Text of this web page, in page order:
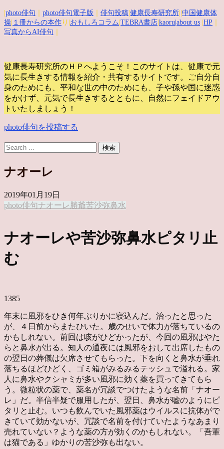
photo俳句 photo俳句電子版 俳句投稿 健康長寿研究所 中国健康体
操 １冊からの本作 り| おもしろコラム TEBRA書店 kaoru |about us HP
写真からAI俳句
健康長寿研究所のＨＰへようこそ！このサイトは、健康で元
気に長生きする情報を紹介・共有するサイトです。
ご自分自
身のためにも、平和な世の中のためにも、子や孫や国に迷惑
をかけず、元気で長生きするとともに、自然にフェイドアウ
トいたしましょう！
photo俳句を投稿する
ナオーレ
2019年01月19日
photo俳句ナオーレ 勝爺苦沙弥鼻水
ナオーレや苦沙弥鼻水ピタリ止
む
1385
年末に風邪をひき何年ぶりかに寝込んだ。治ったと思った
が、４日前からまたひいた。歳のせいで体力が落ちているの
かもしれない。前回は咳がひどかったが、今回の風邪はやた
らと鼻水が出る。知人の通夜には風邪をおして出席したもの
の翌日の葬儀は欠席させてもらった。下を向くと鼻水が垂れ
落ちるほどひどく、ゴミ箱がみるみるテッシュで溢れる。家
人に鼻水やクシャミが多い風邪に効く薬を買ってきてもら
う。微粒状の薬で、薬名が冗談でつけたような名前「ナオー
レ」だ。半信半疑で服用したが、翌日、鼻水が嘘のようにピ
タリと止む。いつも飲んでいた風邪薬はウイルスに抗体がで
きていて効かないが、冗談で名前を付けていたようなあまり
売れていない？ような薬の方が効くのかもしれない。「吾輩
は猫である」ゆかりの苦沙弥も出ない。